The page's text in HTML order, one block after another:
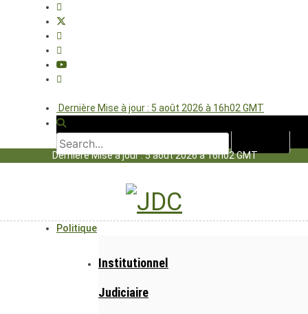
Dernière Mise à jour : 5 août 2026 à 16h02 GMT
Dernière Mise à jour : 5 août 2026 à 16h02 GMT
Politique
Institutionnel
Judiciaire